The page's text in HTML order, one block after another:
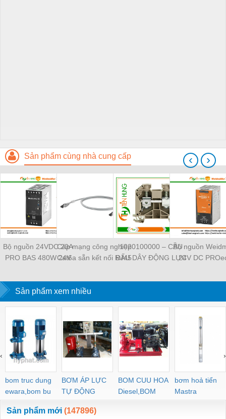
Sản phẩm cùng nhà cung cấp
Bộ nguồn 24VDC 20A
PRO BAS 480W 24V
Weidmuller -
TIENHUNGTECH
Cáp mạng công nghiệp
Cat6a sẵn kết nối RJ45
C6FP8LD0050M40M40-
D — 1165940050
1020100000 – CẦU
ĐẤU DÂY ĐỘNG LỰC
WEIDMULLER –
Bộ nguồn
24V DC
‹ ›
Sản phẩm xem nhiều
bom truc dung
ewara,bom bu
ewara
BƠM ÁP LỰC
TỰ ĐỘNG
BOM CUU HOA
Diesel,BOM
CHUA CHAY
bơm hoả tiển
Mastra
‹ ›
Sản phẩm mới (147896)